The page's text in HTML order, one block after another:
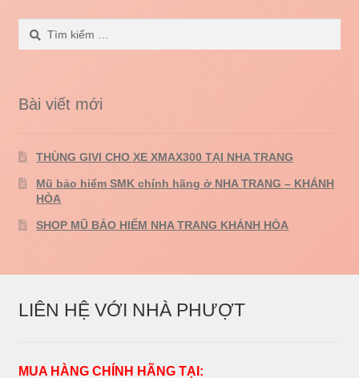
kiếm
Bài viết mới
THÙNG GIVI CHO XE XMAX300 TẠI NHA TRANG
Mũ bảo hiểm SMK chính hãng ở NHA TRANG – KHÁNH
HÒA
SHOP MŨ BẢO HIỂM NHA TRANG KHÁNH HÒA
LIÊN HỆ VỚI NHÀ PHƯỢT
MUA HÀNG CHÍNH HÃNG TẠI: